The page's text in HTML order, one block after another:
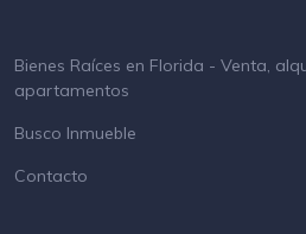
Bienes Raíces en Florida - Venta,
apartamentos
Busco Inmueble
Contacto